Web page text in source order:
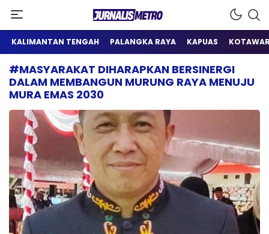
Jurnalis Metro
Satu Wadah Informasi
KALIMANTAN TENGAH PALANGKA RAYA KAPUAS
#MASYARAKAT DIHARAPKAN BERSINERGI
DALAM MEMBANGUN MURUNG RAYA MENUJU
MURA EMAS 2030